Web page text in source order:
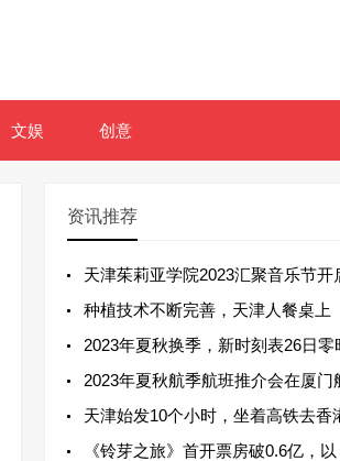
文娱 创意
资讯推荐
天津茱莉亚学院2023汇聚音乐节开
种植技术不断完善，天津人餐桌上
2023年夏秋换季，新时刻表26日零
2023年夏秋航季航班推介会在厦门
天津始发10个小时，坐着高铁去香
《铃芽之旅》首开票房破0.6亿，以